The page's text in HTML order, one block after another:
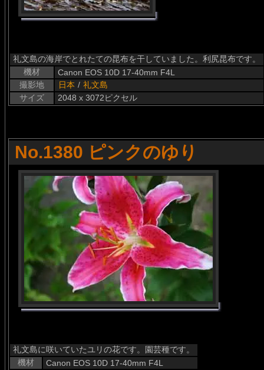
礼文島の海岸でとれたての昆布を干していました。利尻昆布です。
機材
Canon EOS 10D 17-40mm F4L
撮影地
日本 / 礼文島
サイズ
2048 x 3072ピクセル
No.1380 ピンクのゆり
礼文島に咲いていたユリの花です。園芸種です。
機材
Canon EOS 10D 17-40mm F4L